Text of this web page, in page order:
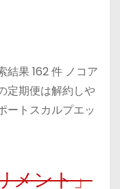
結果 162 件 ノコア
定期便は解約しや
トスカルプエッ
メント」